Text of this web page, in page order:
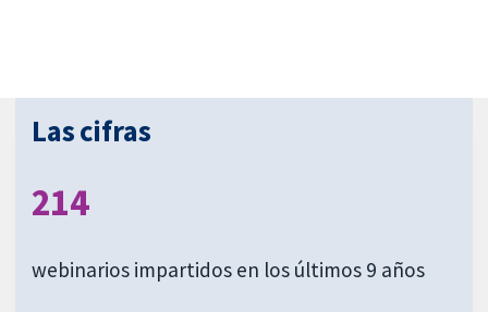
Las cifras
214
webinarios impartidos en los últimos 9 años